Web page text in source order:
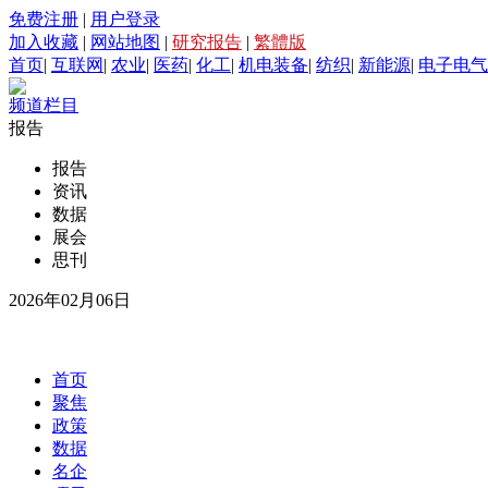
免费注册 | 用户登录
加入收藏 | 网站地图 | 研究报告 | 繁體版
首页| 互联网 | 农业| 医药| 化工| 机电装备| 纺织| 新能源| 电子电气
频道栏目
报告
报告
资讯
数据
展会
思刊
2026年02月06日
首页
聚焦
政策
数据
名企